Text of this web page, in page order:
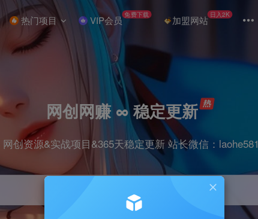
热门项目 VIP会员 免费下载 加盟网站 日入2K
网创网赚 ∞ 稳定更新
网创资源&实战项目&365天稳定更新 站长微信：laohe581